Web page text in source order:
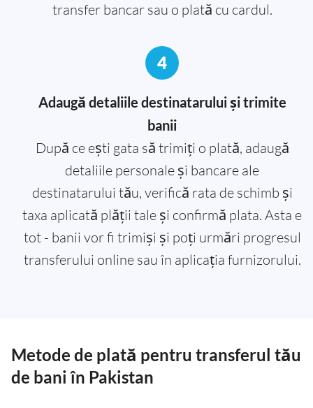
transfer bancar sau o plată cu cardul.
4
Adaugă detaliile destinatarului și trimite
banii
După ce ești gata să trimiți o plată, adaugă
detaliile personale și bancare ale
destinatarului tău, verifică rata de schimb și
taxa aplicată plății tale și confirmă plata. Asta e
tot - banii vor fi trimiși și poți urmări progresul
transferului online sau în aplicația furnizorului.
Metode de plată pentru transferul tău
de bani în Pakistan